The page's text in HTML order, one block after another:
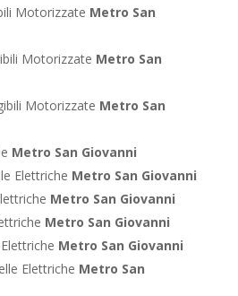
Motorizzate Metro San
Motorizzate Metro San
Motorizzate Metro San
Metro San Giovanni
Elettriche Metro San Giovanni
Metro San Giovanni
Metro San Giovanni
Metro San Giovanni
Elettriche Metro San